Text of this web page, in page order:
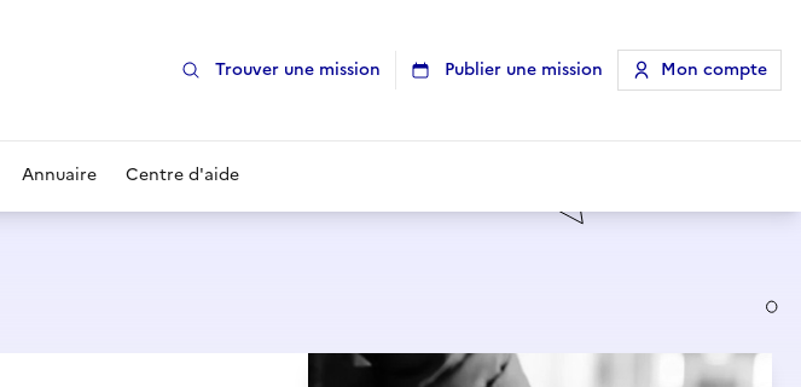
Trouver une mission Publier une mission Mon compte
Annuaire Centre d'aide